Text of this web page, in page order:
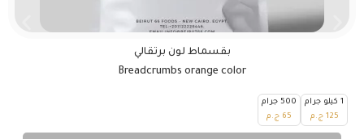
بقسماط لون برتقالي
Breadcrumbs orange color
1 كيلو جرام
125 ج.م
500 جرام
65 ج.م